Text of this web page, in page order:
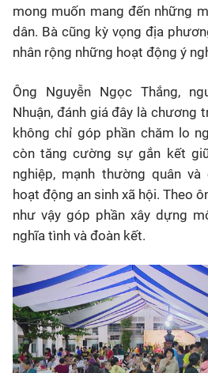
mong muốn mang đến những
dân. Bà cũng kỳ vọng địa
nhân rộng những hoạt động ý
Ông Nguyễn Ngọc Thắng,
Nhuận, đánh giá đây là chương
không chỉ góp phần chăm lo
còn tăng cường sự gắn kết
nghiệp, mạnh thường quân
hoạt động an sinh xã hội. Theo
như vậy góp phần xây dựng
nghĩa tình và đoàn kết.